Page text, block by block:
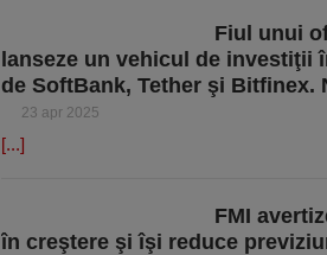
Fiul unui
lanseze un vehicul de investiţii
de SoftBank, Tether şi Bitfinex.
23 apr 2025
[...]
FMI
în creştere şi îşi reduce